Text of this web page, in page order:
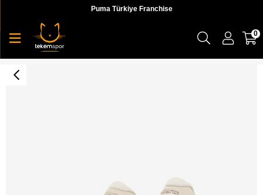
Puma Türkiye Franchise
0